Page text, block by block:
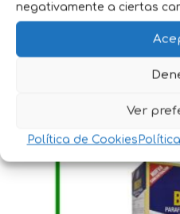
negativamente a ciertas
Ver
Política de Cookies
RATIBROM 2